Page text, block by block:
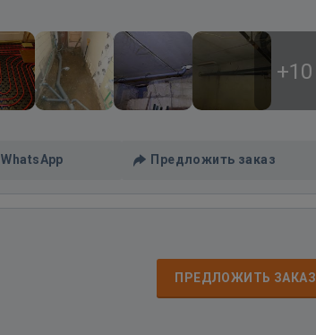
+10
WhatsApp Предложить заказ
ПРЕДЛОЖИТЬ ЗАКАЗ